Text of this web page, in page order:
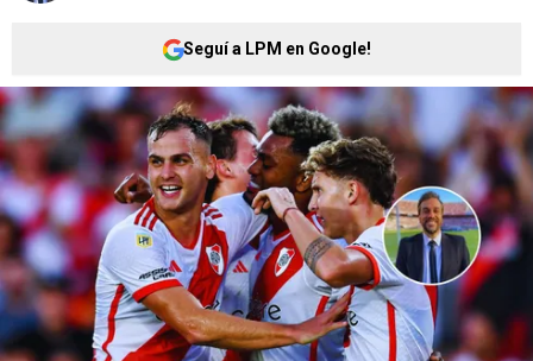
Seguí a LPM en Google!